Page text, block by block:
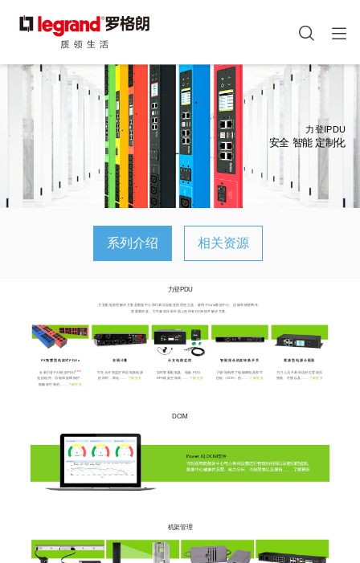
跳
转
到
主
要
内
容
像
力登IPDU
安全 智能 定制化
系列介绍 相关资源
力登PDU
力登配电管理解决方案是数据中心和IT测试实验室的理想之选，被用于Colo数据中心、边缘和物联网等。
更重要的是，它可兼容目前市面上的所有DCIM软件解决方案。
PX智慧型机架式PDUs
全新力登PX4机架PDUNEW
包括组件、功能和故障保护，
能确保可靠的…… 了解更多
在线计量
可在允许您监控特定电路电源
的同时，简化……了解更多
分支电路监控
实时查看配电盘、地板 PDU、
RPP或架空母线…… 了解更多
智能混合机架转换开关
巧妙地利用了电磁继电器和可
控硅（SCR）的……了解更多
紧凑型电源分配器
为IT人员不易到达的位置提供
智能、可视以及…… 了解更多
DCIM
机架管理